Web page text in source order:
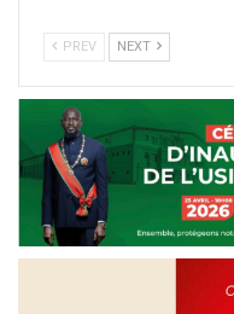
PREV NEXT